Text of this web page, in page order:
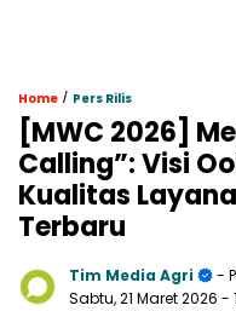
Home / Pers Rilis
[MWC 2026]
Calling”: Visi
Kualitas
Terbaru
Tim Media Agri
-
Sabtu, 21 Maret 2026 -